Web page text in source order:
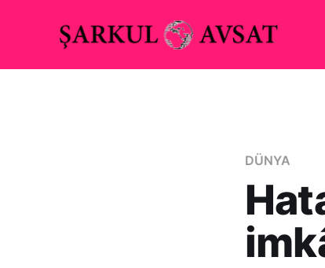
DÜNYA